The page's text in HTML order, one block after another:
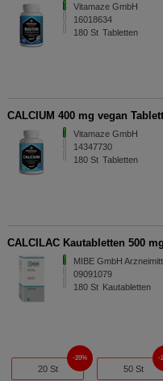
Vitamaze GmbH
16018634
180 St Tabletten
CALCIUM 400 mg vegan
Vitamaze GmbH
14347730
180 St Tabletten
CALCILAC Kautabletten 500
MIBE GmbH
09091079
180 St Kautabletten
20 St
20%
50 St